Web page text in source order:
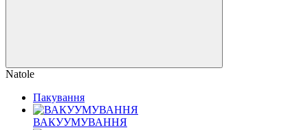
Natole
Пакування
ВАКУУМУВАННЯ